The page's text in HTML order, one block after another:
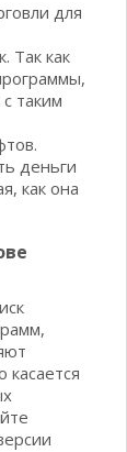
для
Так как
таким
деньги
как она
касается